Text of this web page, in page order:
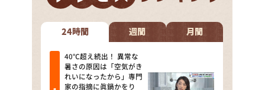
なるみ・岡村の過ぎるTV
相席食堂
これ余談なんですけど・・・
～人生密着トークバラエティ！
24時間 週間 月間
40℃超え続出！ 異常な
暑さの原因は「空気がき
れいになったから」専門
家の指摘に眞鍋かをり